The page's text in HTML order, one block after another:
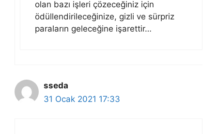
olan bazı işleri çözeceğiniz için
ödüllendirileceğinize, gizli ve sürpriz
paraların geleceğine işarettir…
sseda
31 Ocak 2021 17:33